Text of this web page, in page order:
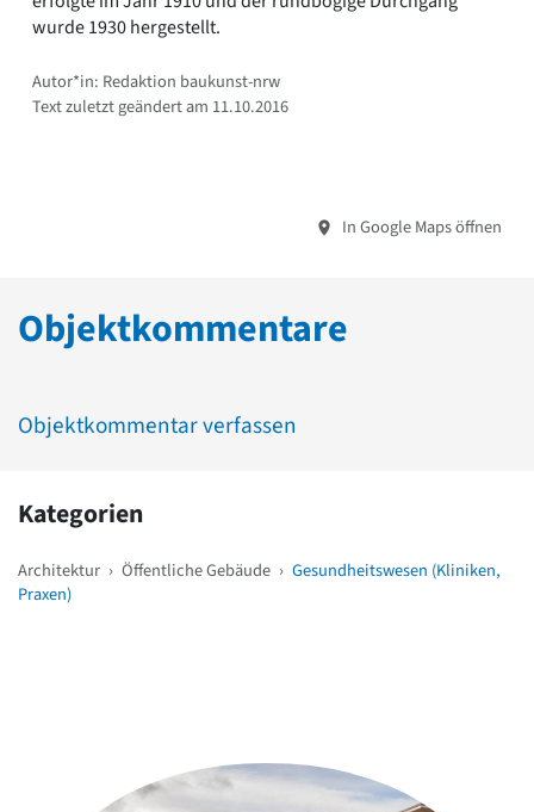
wurde 1930 hergestellt.
Autor*in: Redaktion baukunst-nrw
Text zuletzt geändert am 11.10.2016
In Google Maps öffnen
Objektkommentare
Objektkommentar verfassen
Kategorien
Architektur › Öffentliche Gebäude › Gesundheitswesen (Kliniken,
Praxen)